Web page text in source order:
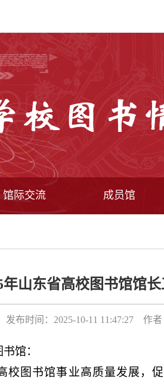
馆际交流 成员馆
年山东省高校图书馆馆
发布时间：2025-10-11 11:47:27 作
馆：
校图书馆事业高质量发展，